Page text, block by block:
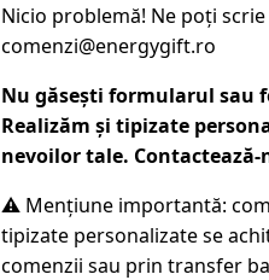
Nicio problemă! Ne poți scrie
comenzi@energygift.ro
Nu găsești formularul sau
Realizăm și tipizate
nevoilor tale.
⚠️ Mențiune importantă:
tipizate personalizate se
comenzii sau prin transfer